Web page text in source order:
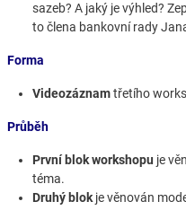
sazeb? A jaký je výhled?
to člena bankovní rady
Forma
Videozáznamtřetího
Průběh
První blok workshopu je
téma.
Druhý blokje věnován